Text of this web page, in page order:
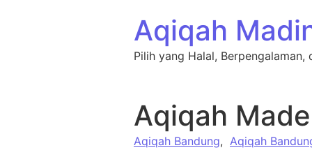
Aqiqah
Pilih yang Halal, Berpengalaman,
Aqiqah
Aqiqah Bandung, Aqiqah